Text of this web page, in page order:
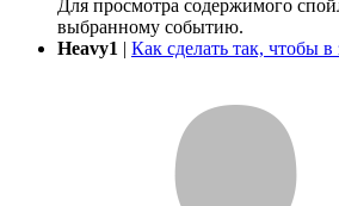
Для просмотра содержимого
выбранному событию.
Heavy1 | Как сделать так, чтобы